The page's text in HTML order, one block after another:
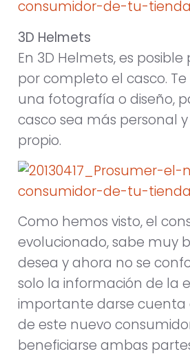
3D Helmets
En 3D Helmets, es
por completo el casco.
una fotografía o diseño,
casco sea más personal
propio.
Como hemos visto, el
evolucionado, sabe muy
desea y ahora no se
solo la información de la
importante darse cuenta
de este nuevo
beneficiarse ambas